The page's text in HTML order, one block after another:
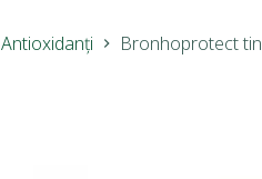
Antioxidanți Bronhoprotect